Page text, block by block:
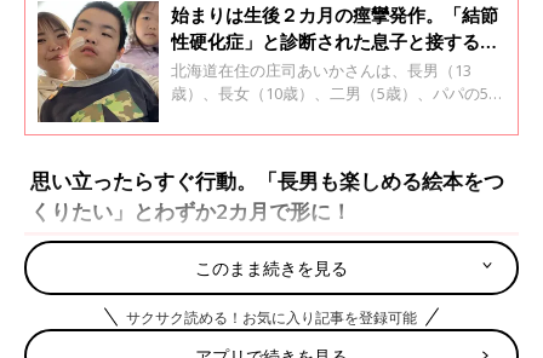
始まりは生後２カ月の痙攣発作。「結節
性硬化症」と診断された息子と接するき
ょうだい児の存在で、障害に対する気持
ちが変わった【体験談】
北海道在住の庄司あいかさんは、長男（13
歳）、長女（10歳）、二男（5歳）、パパの5人
病をもって生まれた重心児（重症心身障害児
長男でも楽しめる絵本をつくりたいという思い
から、インクルーシブ絵本作家としての活動を
今回は、これまでの隼人くんの成長と育児生活
を庄司さんに振り返ってもらいました。全2回
のインタビューの前編です。
思い立ったらすぐ行動。「長男も楽しめる絵本をつ
くりたい」とわずか2カ月で形に！
このまま続きを見る
サクサク読める！お気に入り記事を登録可能